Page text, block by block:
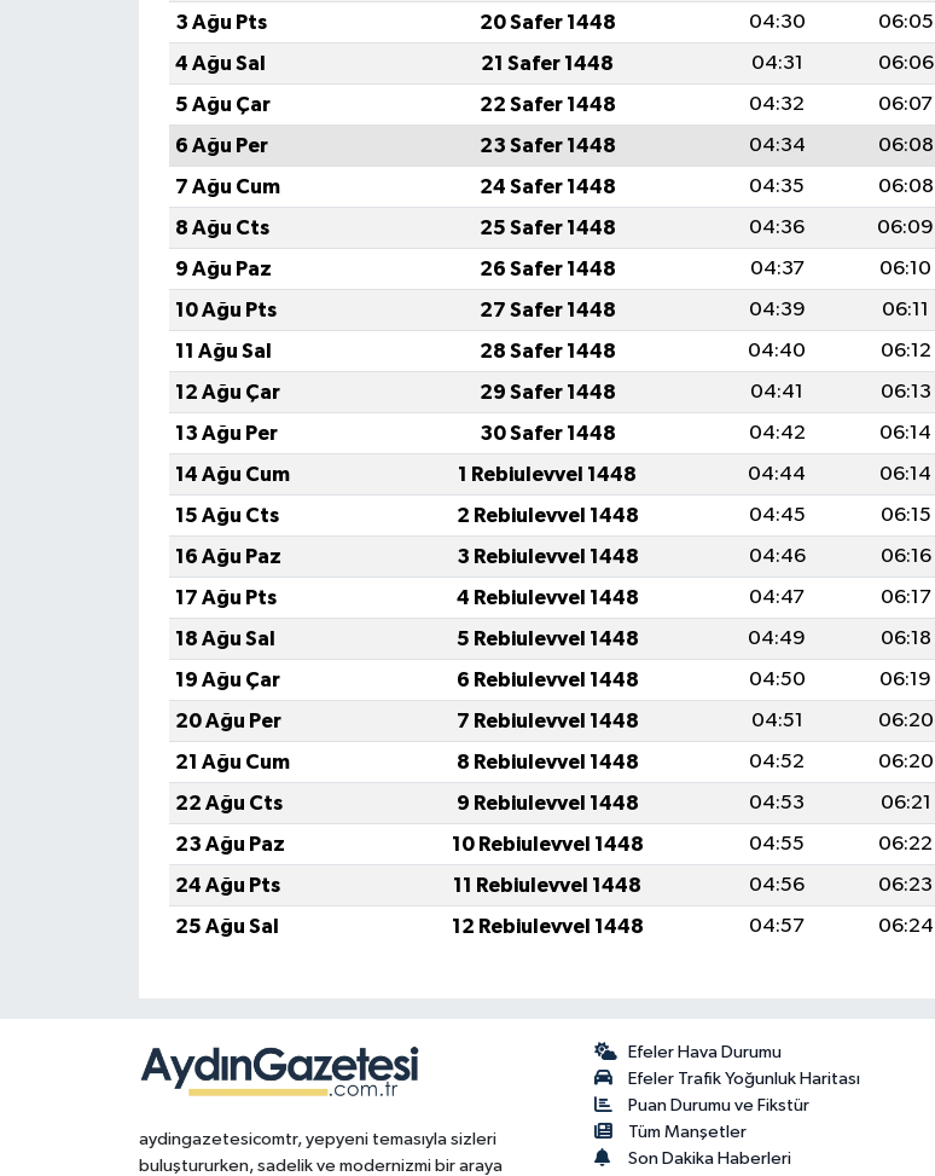
3 Ağu Pts
20 Safer 1448 04:30 06:05
4 Ağu Sal
21 Safer 1448 04:31 06:06
5 Ağu Çar
22 Safer 1448 04:32 06:07
6 Ağu Per
23 Safer 1448 04:34 06:08
7 Ağu Cum
24 Safer 1448 04:35 06:08
8 Ağu Cts
25 Safer 1448 04:36 06:09
9 Ağu Paz
26 Safer 1448 04:37 06:10
10 Ağu Pts
27 Safer 1448 04:39 06:11
11 Ağu Sal
28 Safer 1448 04:40 06:12
12 Ağu Çar
29 Safer 1448 04:41 06:13
13 Ağu Per
30 Safer 1448 04:42 06:14
14 Ağu Cum
1 Rebiulevvel 1448 04:44 06:14
15 Ağu Cts
2 Rebiulevvel 1448 04:45 06:15
16 Ağu Paz
3 Rebiulevvel 1448 04:46 06:16
17 Ağu Pts
4 Rebiulevvel 1448 04:47 06:17
18 Ağu Sal
5 Rebiulevvel 1448 04:49 06:18
19 Ağu Çar
6 Rebiulevvel 1448 04:50 06:19
20 Ağu Per
7 Rebiulevvel 1448 04:51 06:20
21 Ağu Cum
8 Rebiulevvel 1448 04:52 06:20
22 Ağu Cts
9 Rebiulevvel 1448 04:53 06:21
23 Ağu Paz
10 Rebiulevvel 1448 04:55 06:22
24 Ağu Pts
11 Rebiulevvel 1448 04:56 06:23
25 Ağu Sal
12 Rebiulevvel 1448 04:57 06:24
aydingazetesicomtr, yepyeni temasıyla sizleri
buluştururken, sadelik ve modernizmi bir araya
Efeler Hava Durumu
Efeler Trafik Yoğunluk Haritası
Puan Durumu ve Fikstür
Tüm Manşetler
Son Dakika Haberleri